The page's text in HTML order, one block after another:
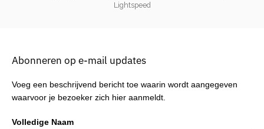
Lightspeed
Abonneren op e-mail updates
Voeg een beschrijvend bericht toe waarin wordt aangegeven
waarvoor je bezoeker zich hier aanmeldt.
Volledige Naam